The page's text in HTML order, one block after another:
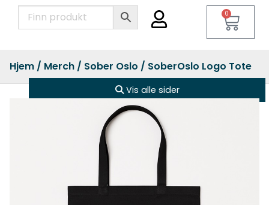
0
Hjem / Merch / Sober Oslo / SoberOslo Logo Tote
Vis alle sider